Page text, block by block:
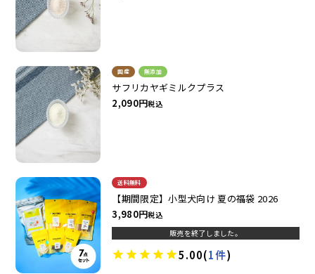
国産 無添加
サフリカヤギミルクプラス
2,090
税込
送料無料
【期間限定】小型犬向け 夏の福袋 2026
3,980
税込
販売を終了しました。
5.00(1件)